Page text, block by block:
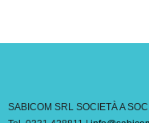
SABICOM SRL SOCIETÀ A